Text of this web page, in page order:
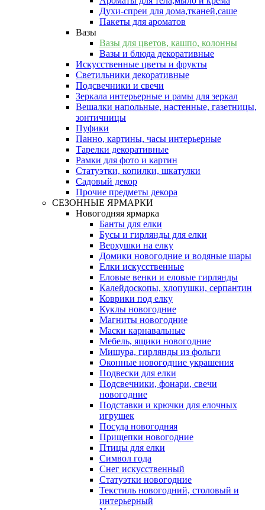
Духи-спреи для дома,тканей,саше
Пакеты для ароматов
Вазы
Вазы для цветов, кашпо, колонны
Вазы и блюда декоративные
Искусственные цветы и фрукты
Светильники декоративные
Подсвечники и свечи
Зеркала интерьерные и рамы для зеркал
Вешалки напольные, настенные, газетницы,
зонтичницы
Пуфики
Панно, картины, часы интерьерные
Тарелки декоративные
Рамки для фото и картин
Статуэтки, копилки, шкатулки
Садовый декор
Прочие предметы декора
СЕЗОННЫЕ ЯРМАРКИ
Новогодняя ярмарка
Банты для елки
Бусы и гирлянды для елки
Верхушки на елку
Домики новогодние и водяные шары
Елки искусственные
Еловые венки и еловые гирлянды
Калейдоскопы, хлопушки, серпантин
Коврики под елку
Куклы новогодние
Магниты новогодние
Маски карнавальные
Мебель, ящики новогодние
Мишура, гирлянды из фольги
Оконные новогодние украшения
Подвески для елки
Подсвечники, фонари, свечи
новогодние
Подставки и крючки для елочных
игрушек
Посуда новогодняя
Прищепки новогодние
Птицы для елки
Символ года
Снег искусственный
Статуэтки новогодние
Текстиль новогодний, столовый и
интерьерный